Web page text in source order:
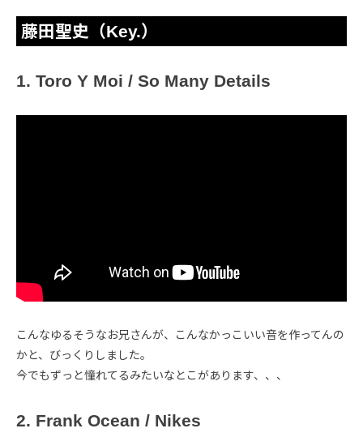
藤田聖史（Key.）
1. Toro Y Moi / So Many Details
こんなゆるそうなお兄さんが、こんなかっこいい音を作ってんの
かと、びっくりしました。
今でもずっと憧れてるみたいなとこがあります、、、
2. Frank Ocean / Nikes